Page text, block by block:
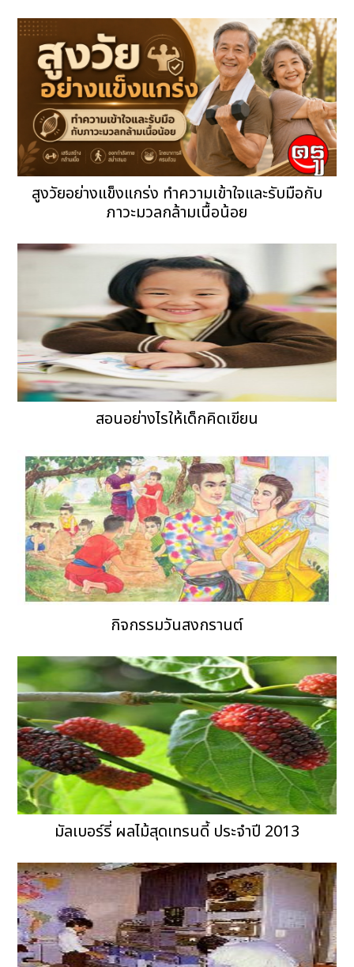
สูงวัยอย่างแข็งแกร่ง ทำความเข้าใจและรับมือกับ
ภาวะมวลกล้ามเนื้อน้อย
สอนอย่างไรให้เด็กคิดเขียน
กิจกรรมวันสงกรานต์
มัลเบอร์รี่ ผลไม้สุดเทรนดี้ ประจำปี 2013